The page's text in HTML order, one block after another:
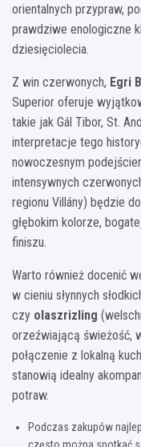
orientalnych przypraw,
prawdziwe enologiczne
dziesięciolecia.
Z win czerwonych, Egri
Superior oferuje
takie jak Gál Tibor, St.
interpretacje tego
nowoczesnym
intensywnych
regionu Villány) będzie
głębokim kolorze,
finiszu.
Warto również docenić
w cieniu słynnych
czy olaszrizling
orzeźwiającą świeżość,
połączenie z lokalną
stanowią idealny
potraw.
Podczas zakupów